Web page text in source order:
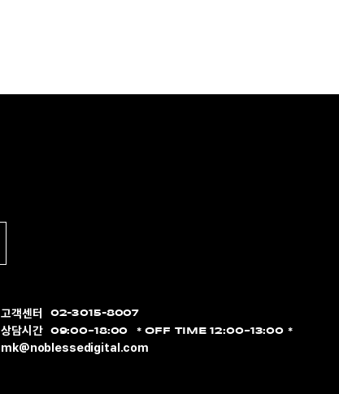
고객센터 02-3015-8007
상담시간 09:00~18:00 OFF TIME 12:00~13:00
mk@noblessedigital.com